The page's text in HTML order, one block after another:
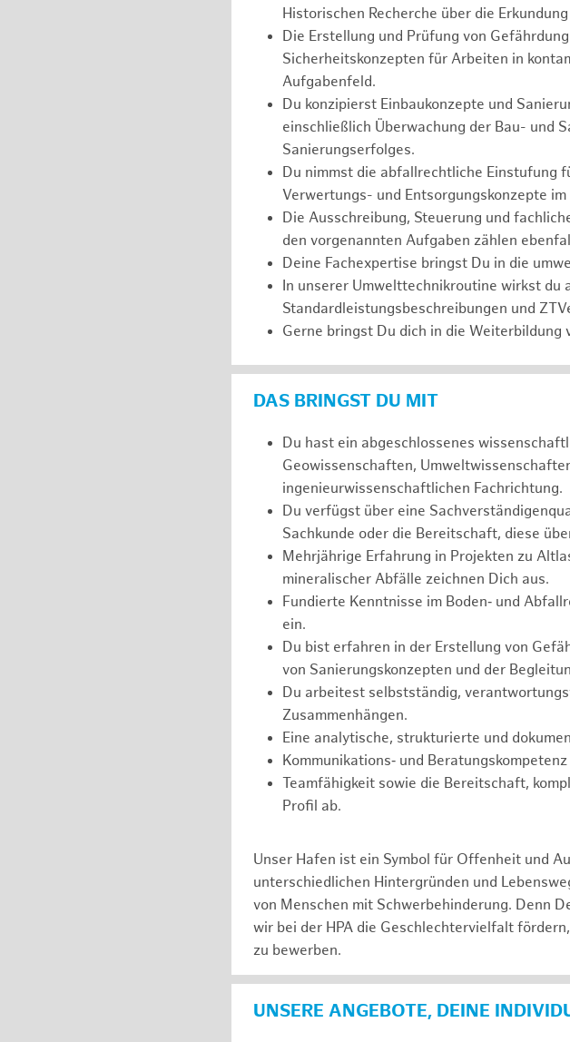
Historischen Recherche über die
Die Erstellung und Prüfung von
Sicherheitskonzepten für Arbeiten in
Aufgabenfeld.
Du konzipierst Einbaukonzepte und
einschließlich Überwachung der Bau- und
Sanierungserfolges.
Du nimmst die abfallrechtliche Einstufung
Verwertungs- und Entsorgungskonzepte
Die Ausschreibung, Steuerung und
den vorgenannten Aufgaben zählen
Deine Fachexpertise bringst Du in die
In unserer Umwelttechnikroutine wirkst
Standardleistungsbeschreibungen und
Gerne bringst Du dich in die
DAS BRINGST DU MIT
Du hast ein abgeschlossenes
Geowissenschaften,
ingenieurwissenschaftlichen Fachrichtung.
Du verfügst über eine
Sachkunde oder die Bereitschaft, diese
Mehrjährige Erfahrung in Projekten zu
mineralischer Abfälle zeichnen Dich aus.
Fundierte Kenntnisse im Boden‑ und
ein.
Du bist erfahren in der Erstellung von
von Sanierungskonzepten und der
Du arbeitest selbstständig,
Zusammenhängen.
Eine analytische, strukturierte und
Kommunikations‑ und
Teamfähigkeit sowie die Bereitschaft,
Profil ab.
Unser Hafen ist ein Symbol für Offenheit und
unterschiedlichen Hintergründen und
von Menschen mit Schwerbehinderung. Denn
wir bei der HPA die Geschlechtervielfalt
zu bewerben.
UNSERE ANGEBOTE, DEINE